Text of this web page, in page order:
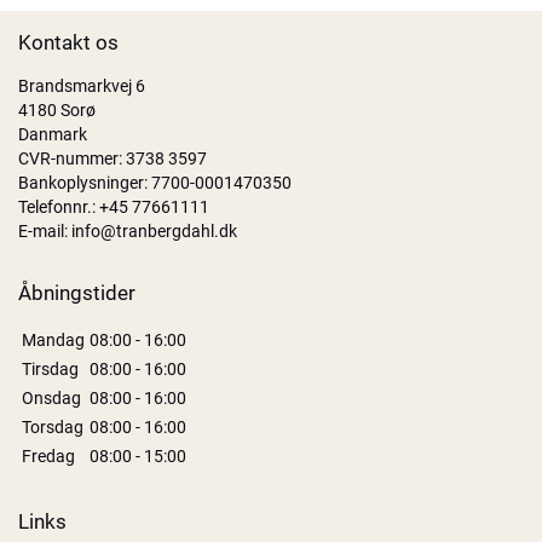
Kontakt os
Brandsmarkvej 6
4180 Sorø
Danmark
CVR-nummer: 3738 3597
Bankoplysninger: 7700-0001470350
Telefonnr.:+45 77661111
E-mail: info@tranbergdahl.dk
Åbningstider
Mandag 08:00 - 16:00
Tirsdag
08:00 - 16:00
Onsdag 08:00 - 16:00
Torsdag 08:00 - 16:00
Fredag
08:00 - 15:00
Links